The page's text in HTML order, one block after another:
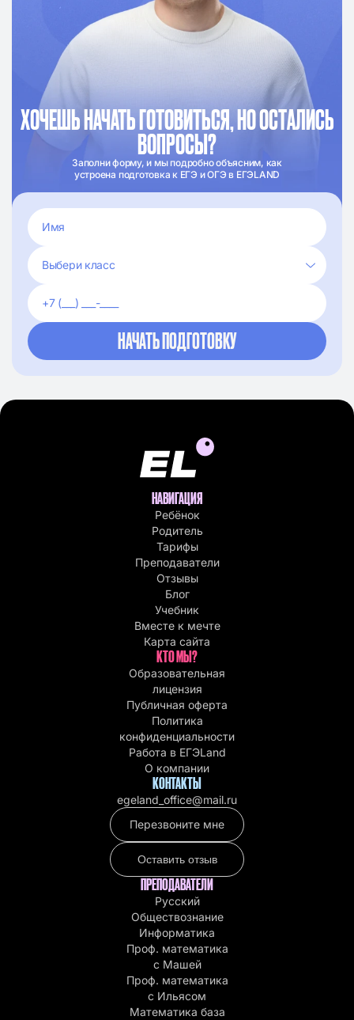
ХОЧЕШЬ НАЧАТЬ ГОТОВИТЬСЯ, НО ОСТАЛИСЬ
ВОПРОСЫ?
Заполни форму, и мы подробно объясним, как
устроена подготовка к ЕГЭ и ОГЭ в ЕГЭLAND
НАВИГАЦИЯ
Ребёнок
Родитель
Тарифы
Преподаватели
Отзывы
Блог
Учебник
Вместе к мечте
Карта сайта
КТО МЫ?
Образовательная
лицензия
Публичная оферта
Политика
конфиденциальности
Работа в EГЭLand
О компании
КОНТАКТЫ
egeland_office@mail.ru
Перезвоните мне
Оставить отзыв
ПРЕПОДАВАТЕЛИ
Русский
Обществознание
Информатика
Проф. математика
с Машей
Проф. математика
c Ильясом
Математика база